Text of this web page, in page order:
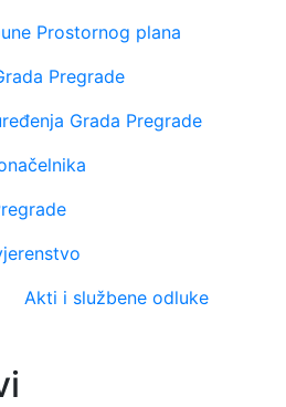
Prostornog plana
Pregrade
Grada Pregrade
Akti i službene odluke